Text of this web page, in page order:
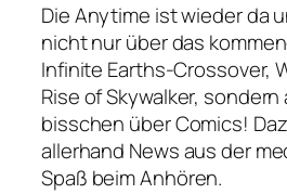
Die Anytime ist wieder da
nicht nur über das
Infinite Earths-Crossover,
Rise of Skywalker,
bisschen über Comics!
allerhand News aus der
Spaß beim Anhören.